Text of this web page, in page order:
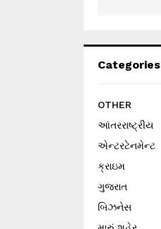
Categories
OTHER
આંતરરાષ્ટ્રીય
એન્ટરટેનમેન્ટ
ક્રાઇમ
ગુજરાત
બિઝનેસ